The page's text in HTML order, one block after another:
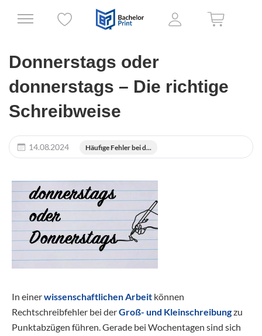
Donnerstags oder
donnerstags – Die richtige
Schreibweise
14.08.2024 Häufige Fehler bei d...
In einerwissenschaftlichen Arbeit können
Rechtschreibfehler bei derGroß- und Kleinschreibungzu
Punktabzügen führen. Gerade bei Wochentagen sind sich